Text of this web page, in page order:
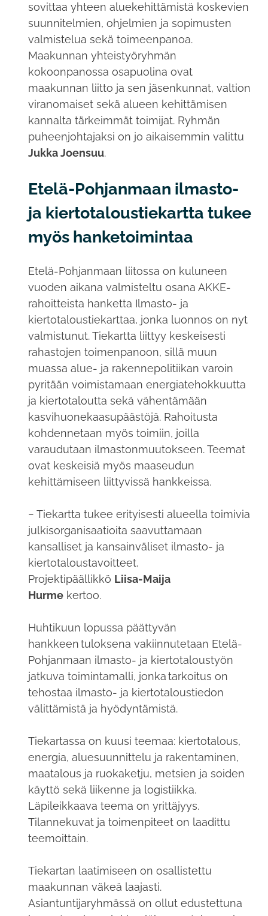
sovittaa yhteen aluekehittämistä koskevien
suunnitelmien, ohjelmien ja sopimusten
valmistelua sekä toimeenpanoa.
Maakunnan yhteistyöryhmän
kokoonpanossa osapuolina ovat
maakunnan liitto ja sen jäsenkunnat, valtion
viranomaiset sekä alueen kehittämisen
kannalta tärkeimmät toimijat. Ryhmän
puheenjohtajaksi on jo aikaisemmin valittu
Jukka Joensuu.
Etelä-Pohjanmaan ilmasto-
ja kiertotaloustiekartta tukee
myös hanketoimintaa
Etelä-Pohjanmaan liitossa on kuluneen
vuoden aikana valmisteltu osana AKKE-
rahoitteista hanketta Ilmasto- ja
kiertotaloustiekarttaa, jonka luonnos on nyt
valmistunut. Tiekartta liittyy keskeisesti
rahastojen toimenpanoon, sillä muun
muassa alue- ja rakennepolitiikan varoin
pyritään voimistamaan energiatehokkuutta
ja kiertotaloutta sekä vähentämään
kasvihuonekaasupäästöjä. Rahoitusta
kohdennetaan myös toimiin, joilla
varaudutaan ilmastonmuutokseen. Teemat
ovat keskeisiä myös maaseudun
kehittämiseen liittyvissä hankkeissa.
− Tiekartta tukee erityisesti alueella toimivia
julkisorganisaatioita saavuttamaan
kansalliset ja kansainväliset ilmasto- ja
kiertotaloustavoitteet,
Projektipäällikkö Liisa-Maija
Hurmekertoo.
Huhtikuun lopussa päättyvän
hankkeen tuloksena vakiinnutetaan Etelä-
Pohjanmaan ilmasto- ja kiertotaloustyön
jatkuva toimintamalli, jonka tarkoitus on
tehostaa ilmasto- ja kiertotaloustiedon
välittämistä ja hyödyntämistä.
Tiekartassa on kuusi teemaa: kiertotalous,
energia, aluesuunnittelu ja rakentaminen,
maatalous ja ruokaketju, metsien ja soiden
käyttö sekä liikenne ja logistiikka.
Läpileikkaava teema on yrittäjyys.
Tilannekuvat ja toimenpiteet on laadittu
teemoittain.
Tiekartan laatimiseen on osallistettu
maakunnan väkeä laajasti.
Asiantuntijaryhmässä on ollut edustettuna